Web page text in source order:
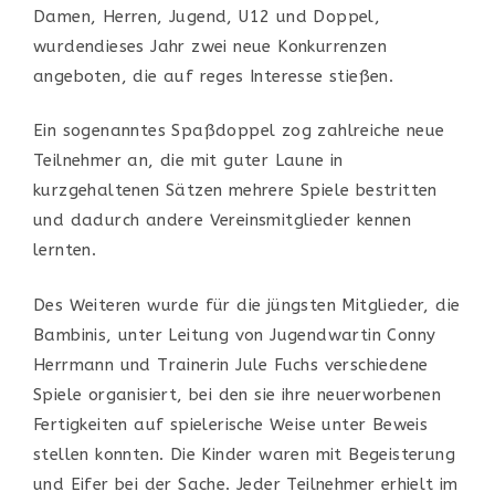
Damen, Herren, Jugend, U12 und Doppel,
wurdendieses Jahr zweineue Konkurrenzen
angeboten, die auf reges Interesse stießen.
Ein sogenanntes Spaßdoppel zog zahlreiche neue
Teilnehmer an, die mit guter Laune in
kurzgehaltenen Sätzen mehrereSpiele bestritten
und dadurch andere Vereinsmitglieder kennen
lernten.
Des Weiteren wurde für die jüngsten Mitglieder, die
Bambinis, unter Leitung vonJugendwartin Conny
Herrmann und Trainerin Jule Fuchs verschiedene
Spiele organisiert, bei den sie ihre neuerworbenen
Fertigkeitenauf spielerische Weiseunter Beweis
stellen konnten. Die Kinder waren mit Begeisterung
und Eifer bei der Sache. Jeder Teilnehmer erhielt im